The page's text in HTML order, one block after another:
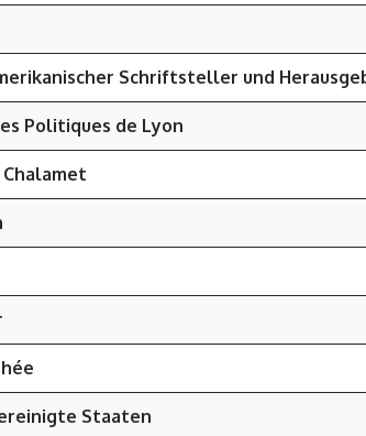
Schriftsteller und
Politiques de Lyon
Chalamet
Staaten